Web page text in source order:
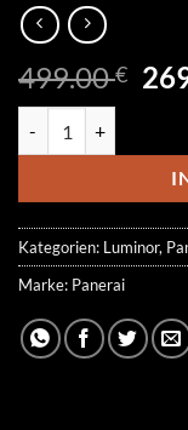
499.00€
Kategorien: Luminor,
Marke: Panerai